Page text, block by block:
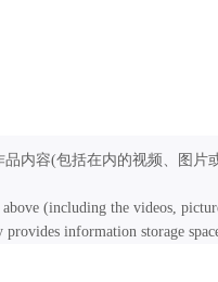
品内容(包括在内的视频、图
(including the videos,
information storage